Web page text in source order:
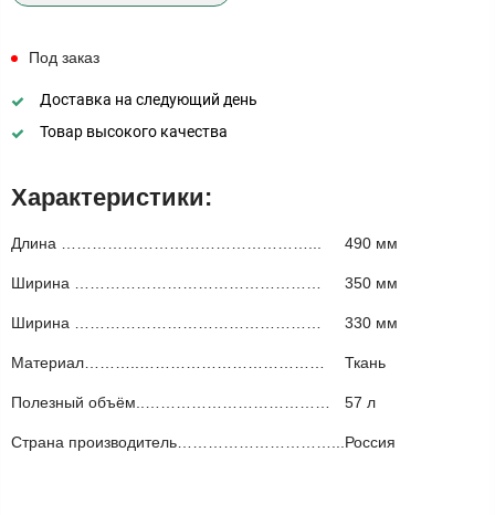
Под заказ
Доставка на следующий день
Товар высокого качества
Характеристики:
Длина …………………………………………... 490 мм
Ширина ………………………………………… 350 мм
Ширина ………………………………………… 330 мм
Материал………..……………………………… Ткань
Полезный объём..……………………………… 57 л
Страна производитель…………………………...Россия